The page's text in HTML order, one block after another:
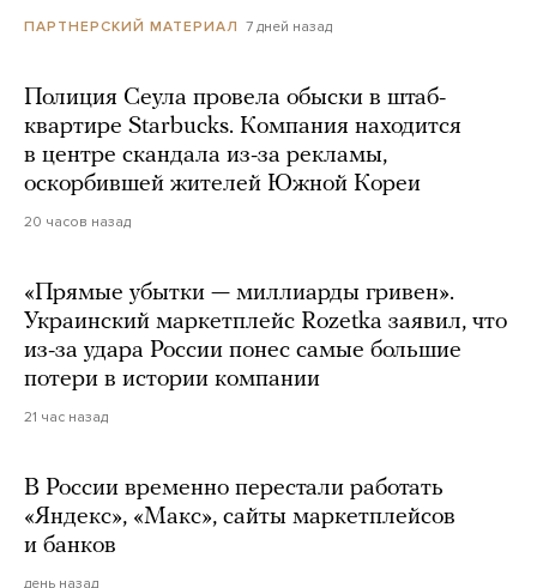
ПАРТНЕРСКИЙ МАТЕРИАЛ 7 дней назад
Полиция Сеула провела обыски в штаб-
квартире Starbucks. Компания находится
в центре скандала из-за рекламы,
оскорбившей жителей Южной Кореи
20 часов назад
«Прямые убытки — миллиарды гривен».
Украинский маркетплейс Rozetka заявил, что
из-за удара России понес самые большие
потери в истории компании
21 час назад
В России временно перестали работать
«Яндекс», «Макс», сайты маркетплейсов
и банков
день назад